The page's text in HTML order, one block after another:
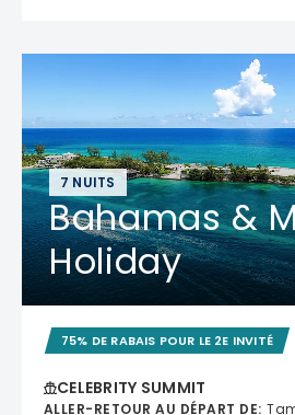
7 NUITS
Bahamas &
Holiday
75% DE RABAIS POUR LE 2E INVITÉ
CELEBRITY SUMMIT
ALLER-RETOUR AU DÉPART DE: